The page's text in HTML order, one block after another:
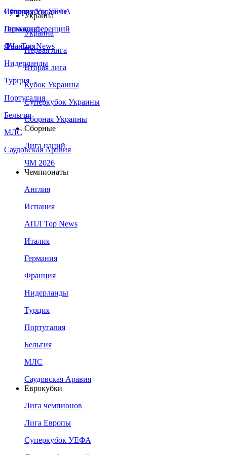
Сборная Украины
Италия
Германия
Франция
Нидерланды
Турция
Португалия
Бельгия
МЛС
Саудовская Аравия
Суперкубок УЕФА
Лига конференций
ЛЧ - Top News
Украина
Украина
Первая лига
Вторая лига
Кубок Украины
Суперкубок Украины
Сборная Украины
Сборные
Лига наций
ЧМ 2026
Чемпионаты
Англия
Испания
АПЛ Top News
Италия
Германия
Франция
Нидерланды
Турция
Португалия
Бельгия
МЛС
Саудовская Аравия
Еврокубки
Лига чемпионов
Лига Европы
Суперкубок УЕФА